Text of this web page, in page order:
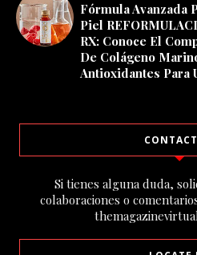
Fórmula Avanzada
Piel
RX: Conoce El
De Colágeno
Antioxidantes Para
Si tienes alguna duda,
colaboraciones o